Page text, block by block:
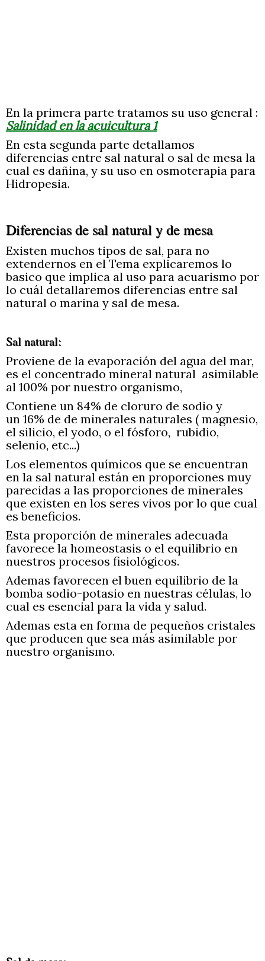
En la primera parte tratamos su uso general :
Salinidad en la acuicultura 1
En esta segunda parte detallamos
diferencias entre sal natural o sal de mesa la
cual es dañina, y su uso en osmoterapia para
Hidropesia.
Diferencias de sal natural y de mesa
Existen muchos tipos de sal, para no
extendernos en el Tema explicaremos lo
basico que implica al uso para acuarismo por
lo cuál detallaremos diferencias entre sal
natural o marina y sal de mesa.
Sal natural:
Proviene de la evaporación del agua del mar,
es el concentrado mineral natural asimilable
al 100% por nuestro organismo,
Contiene un 84% de cloruro de sodio y
un 16% de de minerales naturales ( magnesio,
el silicio, el yodo, o el fósforo, rubidio,
selenio, etc...)
Los elementos químicos que se encuentran
en la sal natural están en proporciones muy
parecidas a las proporciones de minerales
que existen en los seres vivos por lo que cual
es beneficios.
Esta proporción de minerales adecuada
favorece la homeostasis o el equilibrio en
nuestros procesos fisiológicos.
Ademas favorecen el buen equilibrio de la
bomba sodio-potasio en nuestras células, lo
cual es esencial para la vida y salud.
Ademas esta en forma de pequeños cristales
que producen que sea más asimilable por
nuestro organismo.